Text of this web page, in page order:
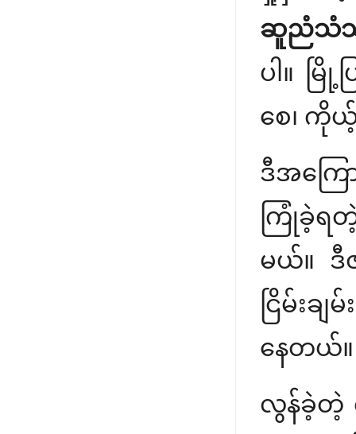
ဆူညံသံသ
ပါ။ မ
စေ၊ ကို
ဒီအကြေ
ကြုံခဲ့ရတဲ့
မယ်။ ဒီ
ငြိမ်း
နေတယ်။
လွန်ခဲ့တဲ့